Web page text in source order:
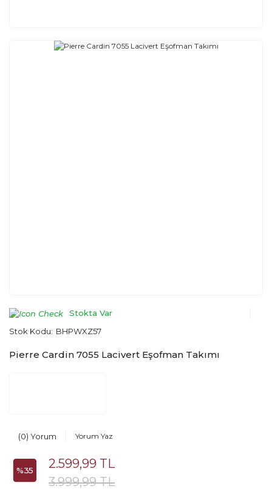
Stokta Var
Stok Kodu: BHPWXZ57
Pierre Cardin 7055 Lacivert Eşofman Takımı
(0) Yorum Yorum Yaz
%35
2.599,99 TL
3.999,99 TL